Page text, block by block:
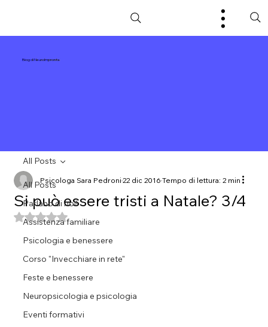
Blog di NeuroImpronta
All Posts
Parlano di noi!
Assistenza familiare
Psicologia e benessere
Corso "Invecchiare in rete"
Feste e benessere
Neuropsicologia e psicologia
Eventi formativi
All Posts
Si può essere tristi a Natale? 3/4
Psicologa Sara Pedroni22 dic 2016Tempo di lettura: 2 min
Valutazione NaN stelle su 5.